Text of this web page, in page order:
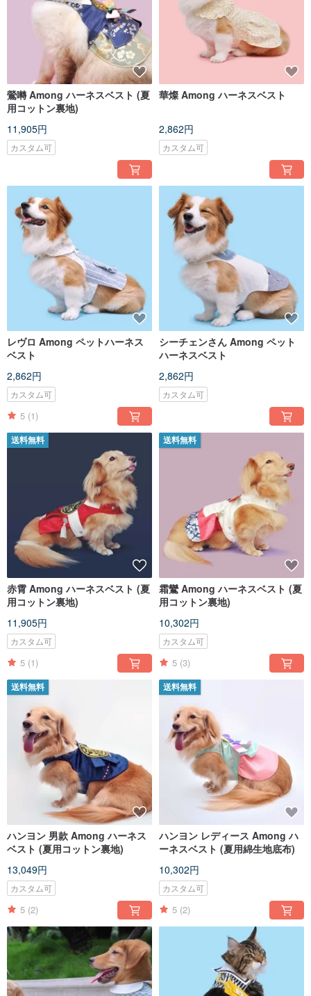
鶯囀 Among ハーネスベスト (夏
用コットン裏地)
11,905円
カスタム可
華燦 Among ハーネスベスト
2,862円
カスタム可
レヴロ Among ペットハーネス
ベスト
2,862円
カスタム可
5 (1)
シーチェンさん Among ペット
ハーネスベスト
2,862円
カスタム可
送料無料
赤霄 Among ハーネスベスト (夏
用コットン裏地)
11,905円
カスタム可
5 (1)
送料無料
霜鸞 Among ハーネスベスト (夏
用コットン裏地)
10,302円
カスタム可
5 (3)
送料無料
ハンヨン 男款 Among ハーネス
ベスト (夏用コットン裏地)
13,049円
カスタム可
5 (2)
送料無料
ハンヨン レディース Among ハ
ーネスベスト (夏用綿生地底布)
10,302円
カスタム可
5 (2)